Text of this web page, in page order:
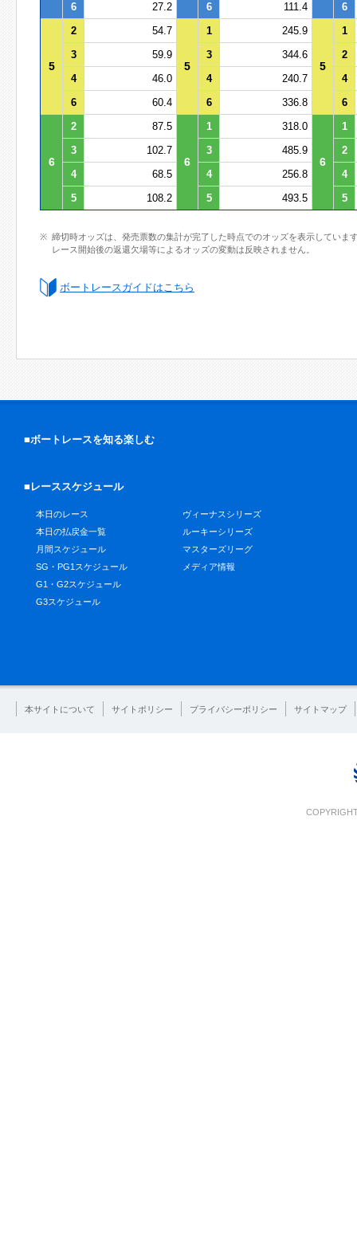
6
27.2 6 111.4 6
5
2 54.7
5
1 245.9
5
1
3
59.9 3 344.6
2
4
46.0 4 240.7
4
6
60.4 6 336.8 6
6
2 87.5
6
1 318.0
6
1
3
102.7 3 485.9
2
4
68.5 4 256.8
4
5
108.2 5 493.5 5
締切時オッズは、発売票数の集計が完了した時点でのオッズを表示していま
レース開始後の返還欠場等によるオッズの変動は反映されません。
ボートレースガイドはこちら
■ボートレースを知る楽しむ
■レーススケジュール
本日のレース
本日の払戻金一覧
月間スケジュール
SG・PG1スケジュール
G1・G2スケジュール
G3スケジュール
ヴィーナスシリーズ
ルーキーシリーズ
マスターズリーグ
メディア情報
本サイトについて サイトポリシー プライバシーポリシー サイトマップ